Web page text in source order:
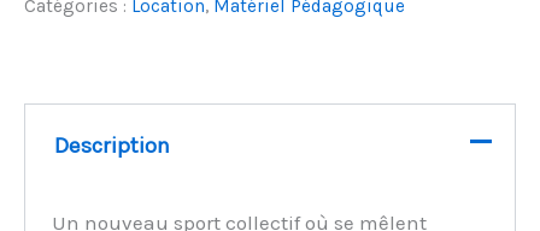
Catégories : Location, Matériel Pédagogique
Description
Un nouveau sport collectif où se mêlent